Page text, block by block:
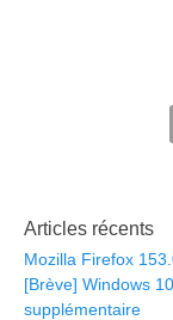
Articles récents
Mozilla Firefox
[Brève] Windows
supplémentaire